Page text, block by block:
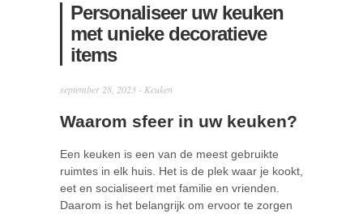
Personaliseer uw keuken
met unieke decoratieve
items
september 28, 2023 - Keuken
Waarom sfeer in uw keuken?
Een keuken is een van de meest gebruikte
ruimtes in elk huis. Het is de plek waar je kookt,
eet en socialiseert met familie en vrienden.
Daarom is het belangrijk om ervoor te zorgen